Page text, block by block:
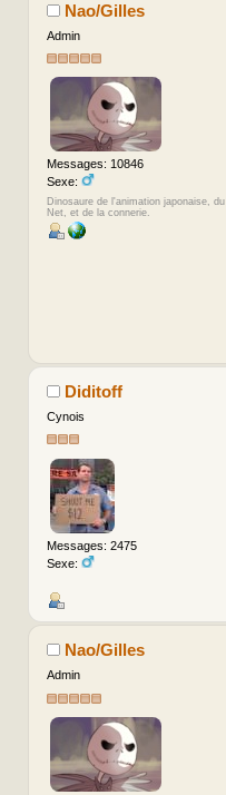
Nao/Gilles
Admin
Messages: 10846
Sexe:
Dinosaure de l'animation japonaise, du
Net, et de la connerie.
Diditoff
Cynois
Messages: 2475
Sexe:
Nao/Gilles
Admin